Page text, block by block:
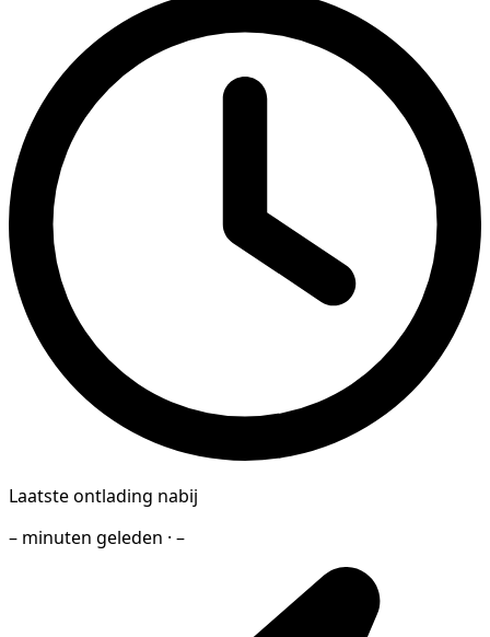
Laatste ontlading nabij
– minuten geleden · –